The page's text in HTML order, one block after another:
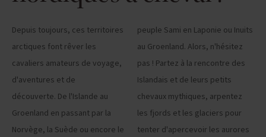
Depuis toujours, ces territoires
arctiques font rêver les
cavaliers amateurs de voyage,
d'aventures et de
découverte. De l'Islande au
Groenland en passant par la
Norvège, la Suède ou encore le
peuple Sami en Laponie ou Inuits
au Groenland. Alors, n'hésitez
pas ! Partez à la rencontre des
Islandais et de leurs petits
chevaux mythiques, arpentez
les fjords et les glaciers pour
tenter d'apercevoir les aurores